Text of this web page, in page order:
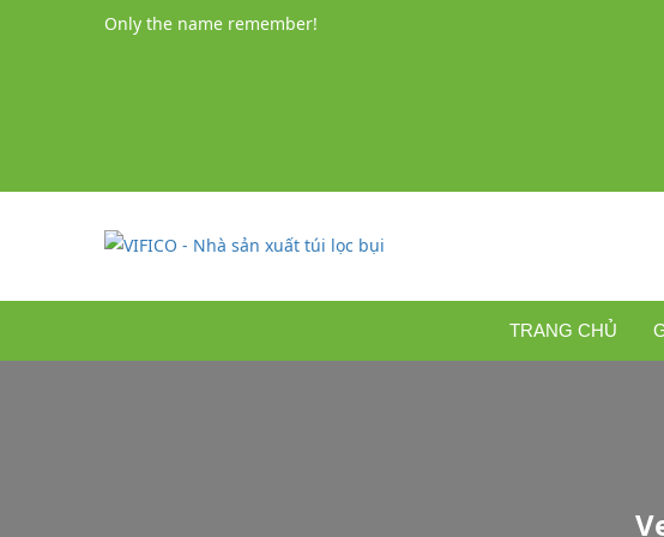
Only the name remember!
TRANG CHỦ